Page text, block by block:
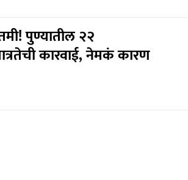
पुण्यातील २२
कारवाई, नेमकं कारण